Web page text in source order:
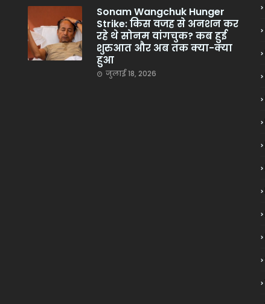
Sonam Wangchuk Hunger
Strike: किस वजह से अनशन कर
रहे थे सोनम वांगचुक? कब हुई
शुरुआत और अब तक क्या-क्या
हुआ
जुलाई 18, 2026